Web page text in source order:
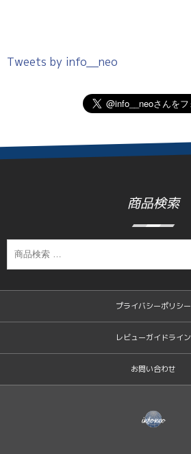
Tweets by info__neo
商品検索
プライバシーポリシー
レビューガイドライン
お問い合わせ